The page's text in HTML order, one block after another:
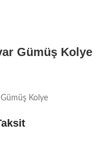
Gümüş Kolye
Kolye